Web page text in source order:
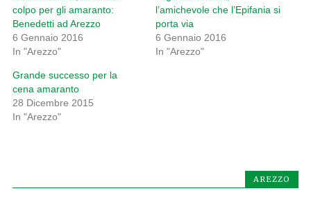
colpo per gli amaranto:
Benedetti ad Arezzo
6 Gennaio 2016
In "Arezzo"
l’amichevole che l’Epifania si
porta via
6 Gennaio 2016
In "Arezzo"
Grande successo per la
cena amaranto
28 Dicembre 2015
In "Arezzo"
AREZZO